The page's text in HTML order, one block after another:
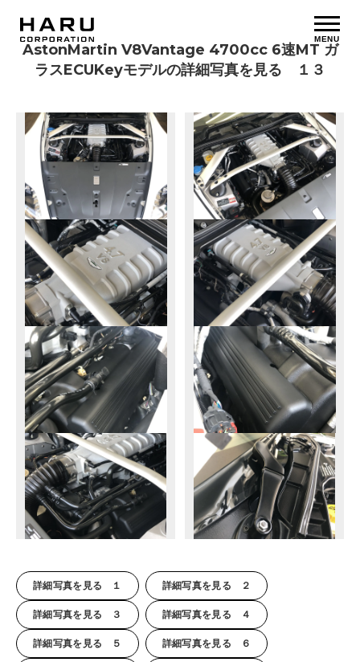
MENU
AstonMartin V8Vantage 4700cc 6速MT ガ
ラスECUKeyモデルの詳細写真を見る １３
詳細写真を見る １ 詳細写真を見る ２
詳細写真を見る ３ 詳細写真を見る ４
詳細写真を見る ５ 詳細写真を見る ６